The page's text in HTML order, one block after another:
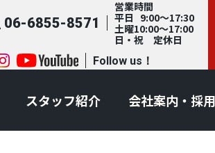
06-6855-8571
営業時間
平日 9:00～17:30
土曜10:00～17:00
日・祝 定休日
Follow us！
スタッフ紹介 会社案内・採